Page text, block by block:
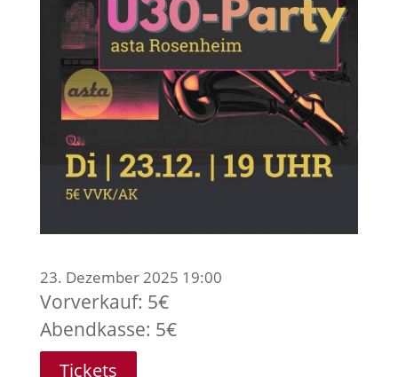
23. Dezember 2025 19:00
Vorverkauf: 5€
Abendkasse: 5€
Tickets